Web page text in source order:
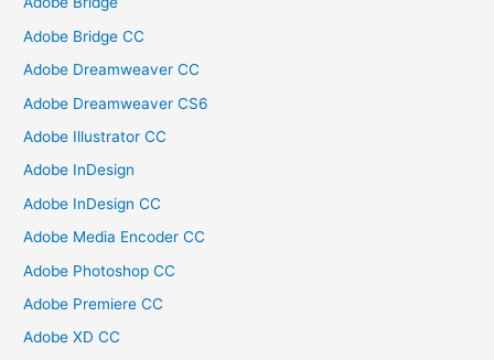
Adobe Bridge CC
Adobe Dreamweaver CC
Adobe Dreamweaver CS6
Adobe Illustrator CC
Adobe InDesign
Adobe InDesign CC
Adobe Media Encoder CC
Adobe Photoshop CC
Adobe Premiere CC
Adobe XD CC